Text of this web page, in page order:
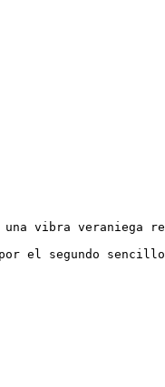
una vibra veraniega
el segundo